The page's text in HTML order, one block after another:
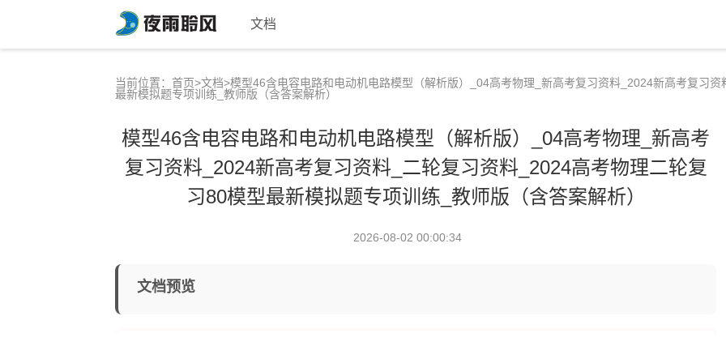
文档
当前位置： 首页>文档>模型46含电容电路和电动机电路模型（解析版）_04高考物理_新高考复习资料_2024新高考复习
最新模拟题专项训练_教师版（含答案解析）
模型46含电容电路和电动机电路模型（解析版）_04高考物理_新高考
复习资料_2024新高考复习资料_二轮复习资料_2024高考物理二轮复
习80模型最新模拟题专项训练_教师版（含答案解析）
2026-08-02 00:00:34
文档预览